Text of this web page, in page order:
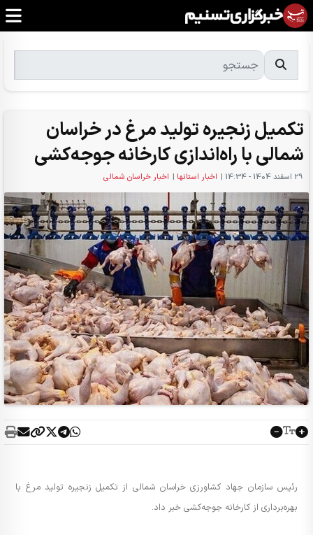
تکمیل زنجیره تولید مرغ در خراسان
شمالی با راه‌اندازی کارخانه جوجه‌کشی
29 اسفند 1404 - 14:34 | اخبار استانها | اخبار خراسان شمالی
رئیس سازمان جهاد کشاورزی خراسان شمالی از تکمیل زنجیره تولید مرغ با
بهره‌برداری از کارخانه جوجه‌کشی خبر داد.